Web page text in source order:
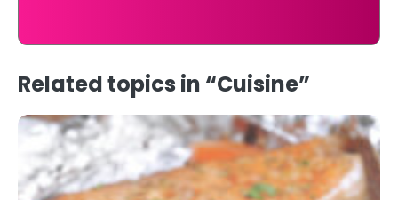
Related topics in “Cuisine”